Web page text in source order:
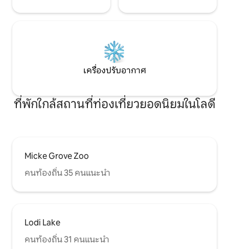
เครื่องปรับอากาศ
ที่พักใกล้สถานที่ท่องเที่ยวยอดนิยมในโลดี
Micke Grove Zoo
คนท้องถิ่น 35 คนแนะนำ
Lodi Lake
คนท้องถิ่น 31 คนแนะนำ